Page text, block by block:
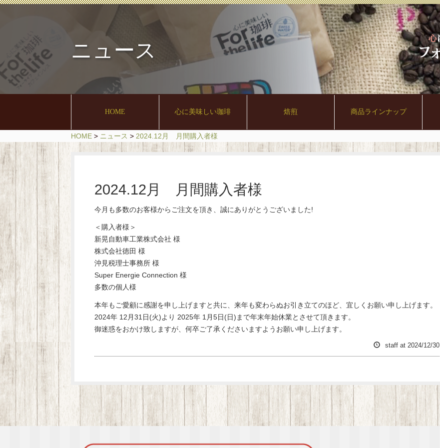
ニュース
HOME 心に美味しい珈琲 焙煎 商品ラインナップ
HOME > ニュース > 2024.12月 月間購入者様
2024.12月 月間購入者様
今月も多数のお客様からご注文を頂き、誠にありがとうございました!
＜購入者様＞
新晃自動車工業株式会社 様
株式会社徳田 様
沖見税理士事務所 様
Super Energie Connection 様
多数の個人様
本年もご愛顧に感謝を申し上げますと共に、来年も変わらぬお引き立てのほど、宜しくお願い申し上げます。
2024年 12月31日(火)より 2025年 1月5日(日)まで年末年始休業とさせて頂きます。
御迷惑をおかけ致しますが、何卒ご了承くださいますようお願い申し上げます。
staff at 2024/12/30